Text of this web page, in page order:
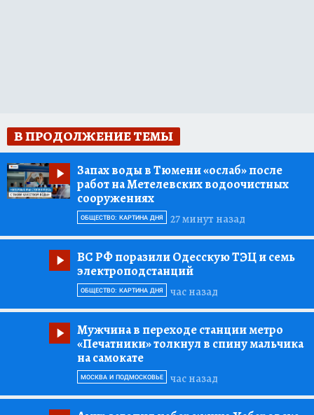
В ПРОДОЛЖЕНИЕ ТЕМЫ
Запах воды в Тюмени «ослаб»после
работ на Метелевских водоочистных
сооружениях
27 минут назад
ОБЩЕСТВО: КАРТИНА ДНЯ
ВС РФ поразили Одесскую ТЭЦ и семь
электроподстанций
час назад
ОБЩЕСТВО: КАРТИНА ДНЯ
Мужчина в переходе станции метро
«Печатники»толкнул в спину мальчика
на самокате
час назад
МОСКВА И ПОДМОСКОВЬЕ